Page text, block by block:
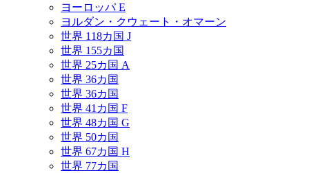
ヨーロッパ E
ヨルダン・クウェート・オマーン
世界 118カ国 J
世界 155カ国
世界 25カ国 A
世界 36カ国
世界 36カ国
世界 41カ国 F
世界 48カ国 G
世界 50カ国
世界 67カ国 H
世界 77カ国